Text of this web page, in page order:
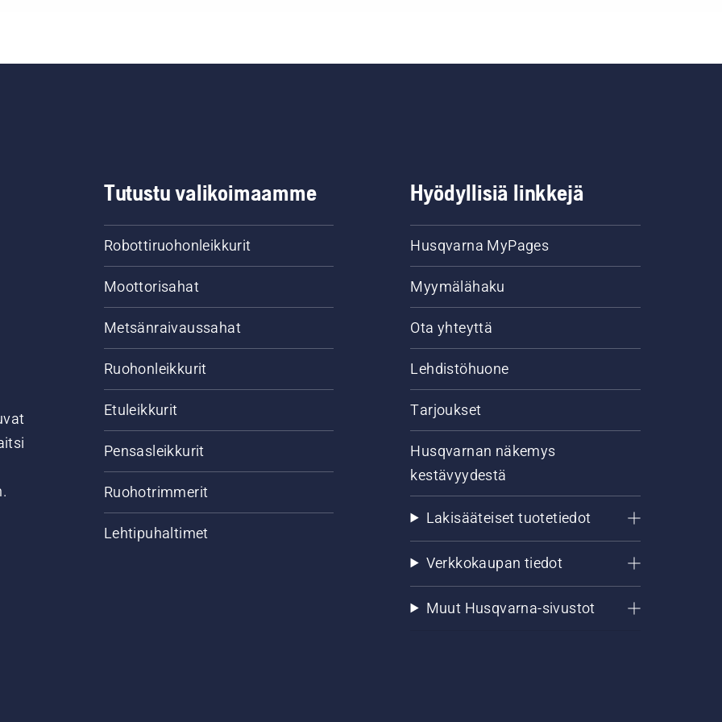
Tutustu valikoimaamme
Robottiruohonleikkurit
Moottorisahat
Metsänraivaussahat
Ruohonleikkurit
Etuleikkurit
Pensasleikkurit
Ruohotrimmerit
Lehtipuhaltimet
Hyödyllisiä linkkejä
Husqvarna MyPages
Myymälähaku
Ota yhteyttä
Lehdistöhuone
Tarjoukset
Husqvarnan näkemys
kestävyydestä
Lakisääteiset tuotetiedot
Verkkokaupan tiedot
Muut Husqvarna-sivustot